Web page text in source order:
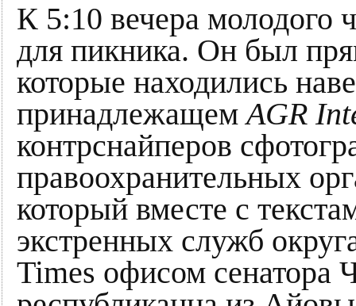
К 5:10 вечера молодого
для пикника. Он был
которые находились
принадлежащемAGR
контрснайперов
правоохранительных
который вместе с
экстренных служб
Times офисом сенатора